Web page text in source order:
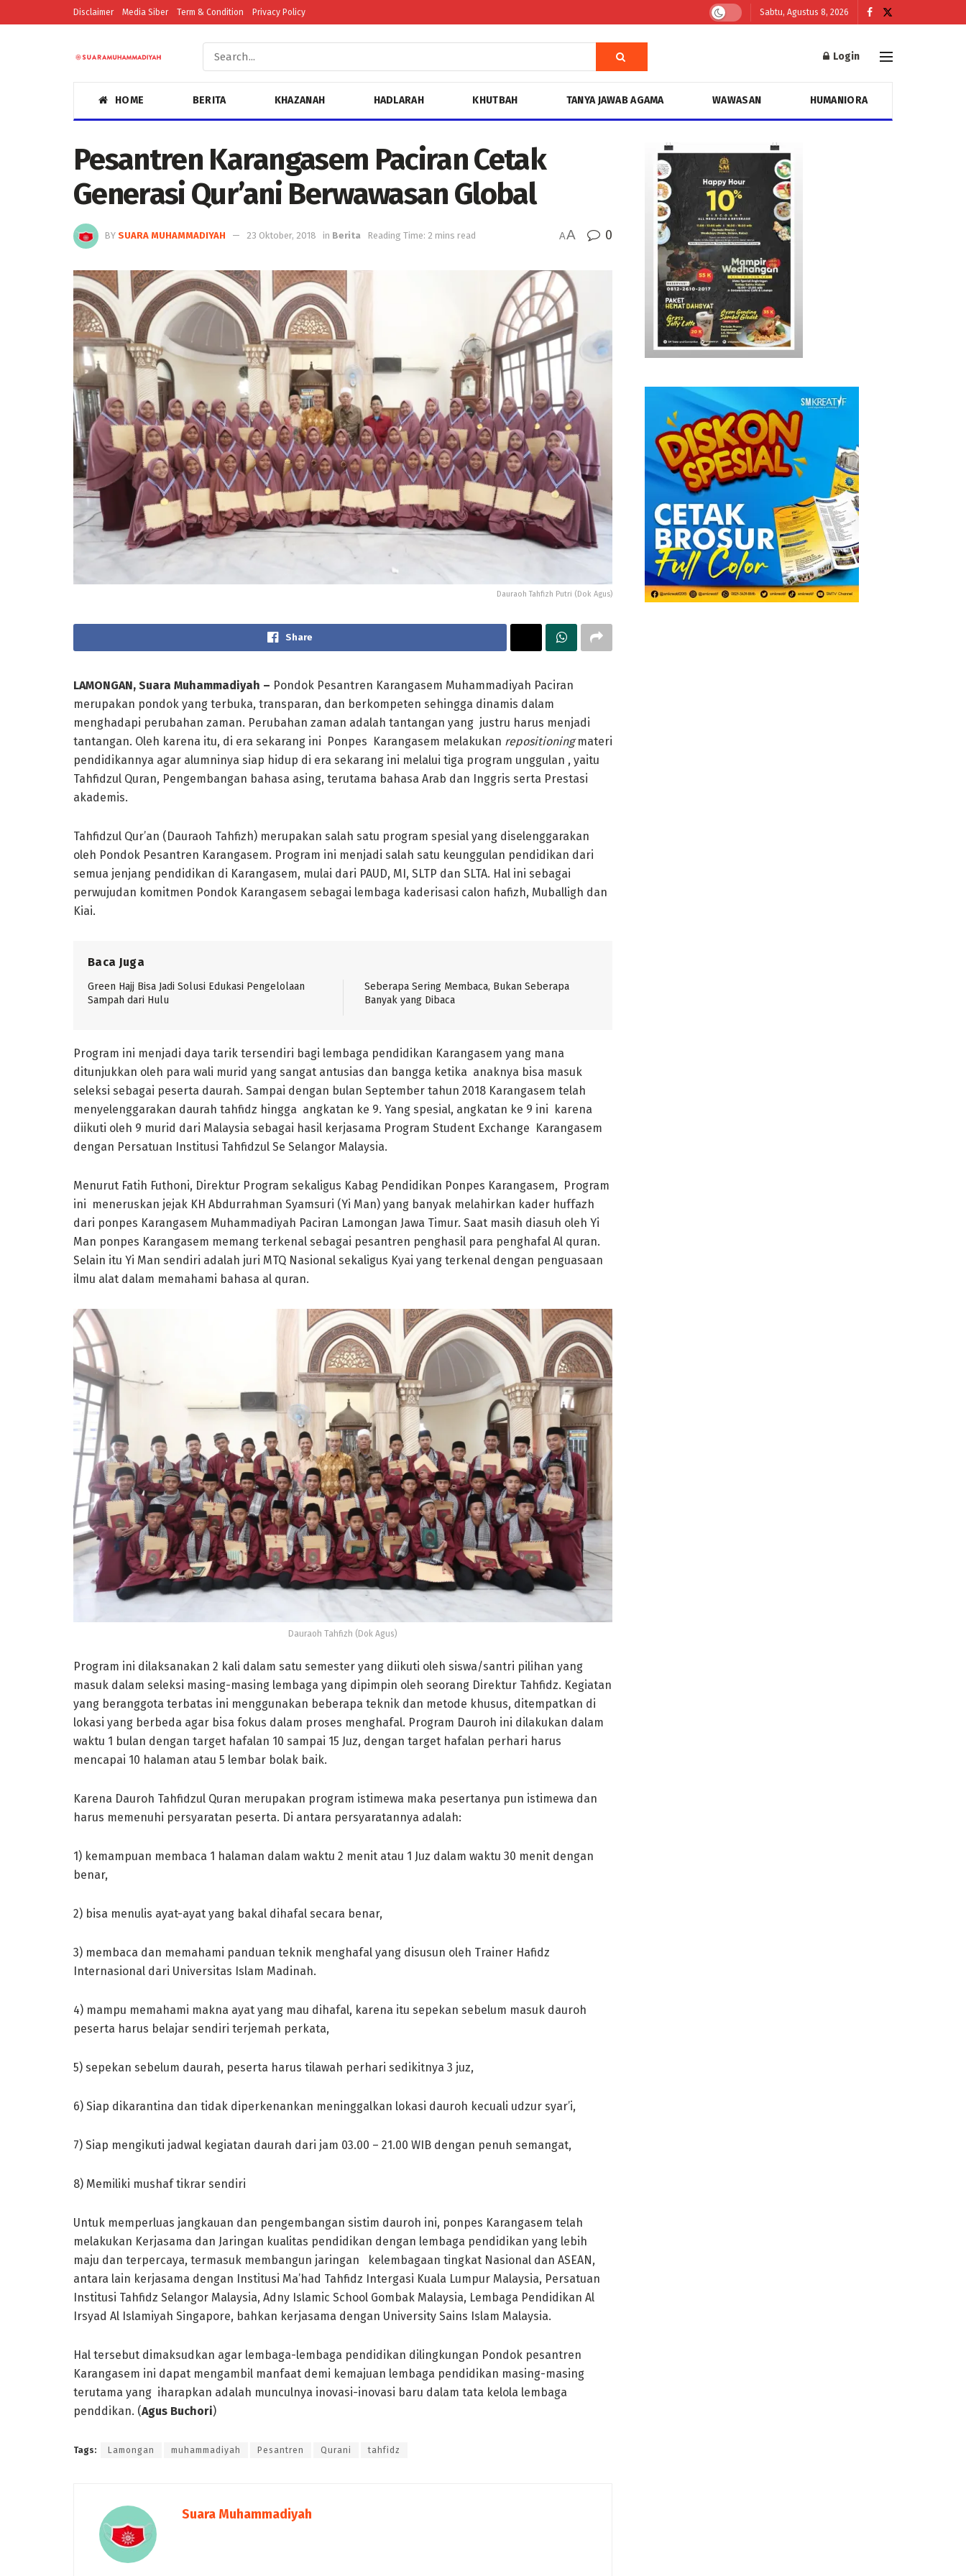
Disclaimer Media Siber Term & Condition Privacy Policy Sabtu, Agustus 8, 2026
Login
HOME BERITA KHAZANAH HADLARAH KHUTBAH TANYA JAWAB AGAMA WAWASAN HUMANIORA
Pesantren Karangasem Paciran Cetak
Generasi Qur’ani Berwawasan Global
BY SUARA MUHAMMADIYAH 23 Oktober, 2018 in Berita Reading Time: 2 mins read AA 0
Dauraoh Tahfizh Putri (Dok Agus)
Share
LAMONGAN, Suara Muhammadiyah – Pondok Pesantren Karangasem Muhammadiyah Paciran
merupakan pondok yang terbuka, transparan, dan berkompeten sehingga dinamis dalam
menghadapi perubahan zaman. Perubahan zaman adalah tantangan yang justru harus menjadi
tantangan. Oleh karena itu, di era sekarang ini Ponpes Karangasem melakukan repositioningmateri
pendidikannya agar alumninya siap hidup di era sekarang ini melalui tiga program unggulan , yaitu
Tahfidzul Quran, Pengembangan bahasa asing, terutama bahasa Arab dan Inggris serta Prestasi
akademis.
Tahfidzul Qur’an (Dauraoh Tahfizh) merupakan salah satu program spesial yang diselenggarakan
oleh Pondok Pesantren Karangasem. Program ini menjadi salah satu keunggulan pendidikan dari
semua jenjang pendidikan di Karangasem, mulai dari PAUD, MI, SLTP dan SLTA. Hal ini sebagai
perwujudan komitmen Pondok Karangasem sebagai lembaga kaderisasi calon hafizh, Muballigh dan
Kiai.
Baca Juga
Green Hajj Bisa Jadi Solusi Edukasi Pengelolaan
Sampah dari Hulu
Seberapa Sering Membaca, Bukan Seberapa
Banyak yang Dibaca
Program ini menjadi daya tarik tersendiri bagi lembaga pendidikan Karangasem yang mana
ditunjukkan oleh para wali murid yang sangat antusias dan bangga ketika anaknya bisa masuk
seleksi sebagai peserta daurah. Sampai dengan bulan September tahun 2018 Karangasem telah
menyelenggarakan daurah tahfidz hingga angkatan ke 9. Yang spesial, angkatan ke 9 ini karena
diikuti oleh 9 murid dari Malaysia sebagai hasil kerjasama Program Student Exchange Karangasem
dengan Persatuan Institusi Tahfidzul Se Selangor Malaysia.
Menurut Fatih Futhoni, Direktur Program sekaligus Kabag Pendidikan Ponpes Karangasem, Program
ini meneruskan jejak KH Abdurrahman Syamsuri (Yi Man) yang banyak melahirkan kader huffazh
dari ponpes Karangasem Muhammadiyah Paciran Lamongan Jawa Timur. Saat masih diasuh oleh Yi
Man ponpes Karangasem memang terkenal sebagai pesantren penghasil para penghafal Al quran.
Selain itu Yi Man sendiri adalah juri MTQ Nasional sekaligus Kyai yang terkenal dengan penguasaan
ilmu alat dalam memahami bahasa al quran.
Dauraoh Tahfizh (Dok Agus)
Program ini dilaksanakan 2 kali dalam satu semester yang diikuti oleh siswa/santri pilihan yang
masuk dalam seleksi masing-masing lembaga yang dipimpin oleh seorang Direktur Tahfidz. Kegiatan
yang beranggota terbatas ini menggunakan beberapa teknik dan metode khusus, ditempatkan di
lokasi yang berbeda agar bisa fokus dalam proses menghafal. Program Dauroh ini dilakukan dalam
waktu 1 bulan dengan target hafalan 10 sampai 15 Juz, dengan target hafalan perhari harus
mencapai 10 halaman atau 5 lembar bolak baik.
Karena Dauroh Tahfidzul Quran merupakan program istimewa maka pesertanya pun istimewa dan
harus memenuhi persyaratan peserta. Di antara persyaratannya adalah:
1) kemampuan membaca 1 halaman dalam waktu 2 menit atau 1 Juz dalam waktu 30 menit dengan
benar,
2) bisa menulis ayat-ayat yang bakal dihafal secara benar,
3) membaca dan memahami panduan teknik menghafal yang disusun oleh Trainer Hafidz
Internasional dari Universitas Islam Madinah.
4) mampu memahami makna ayat yang mau dihafal, karena itu sepekan sebelum masuk dauroh
peserta harus belajar sendiri terjemah perkata,
5) sepekan sebelum daurah, peserta harus tilawah perhari sedikitnya 3 juz,
6) Siap dikarantina dan tidak diperkenankan meninggalkan lokasi dauroh kecuali udzur syar’i,
7) Siap mengikuti jadwal kegiatan daurah dari jam 03.00 – 21.00 WIB dengan penuh semangat,
8) Memiliki mushaf tikrar sendiri
Untuk memperluas jangkauan dan pengembangan sistim dauroh ini, ponpes Karangasem telah
melakukan Kerjasama dan Jaringan kualitas pendidikan dengan lembaga pendidikan yang lebih
maju dan terpercaya, termasuk membangun jaringan kelembagaan tingkat Nasional dan ASEAN,
antara lain kerjasama dengan Institusi Ma’had Tahfidz Intergasi Kuala Lumpur Malaysia, Persatuan
Institusi Tahfidz Selangor Malaysia, Adny Islamic School Gombak Malaysia, Lembaga Pendidikan Al
Irsyad Al Islamiyah Singapore, bahkan kerjasama dengan University Sains Islam Malaysia.
Hal tersebut dimaksudkan agar lembaga-lembaga pendidikan dilingkungan Pondok pesantren
Karangasem ini dapat mengambil manfaat demi kemajuan lembaga pendidikan masing-masing
terutama yang iharapkan adalah munculnya inovasi-inovasi baru dalam tata kelola lembaga
penddikan. (Agus Buchori)
Tags: Lamongan muhammadiyah Pesantren Qurani tahfidz
Suara Muhammadiyah